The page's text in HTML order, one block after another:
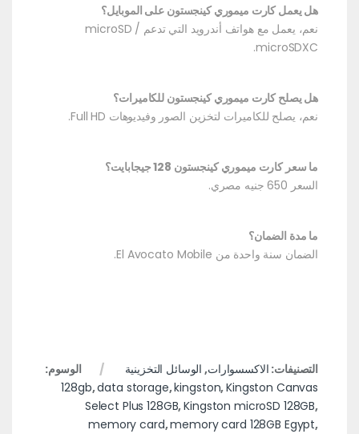
هل يعمل كارت ميموري كينجستون على الموبايل؟
نعم، يعمل مع هواتف أندرويد التي تدعم microSD /
microSDXC.
هل يصلح كارت ميموري كينجستون للكاميرات؟
نعم، يصلح للكاميرات لتخزين الصور وفيديوهات Full HD.
ما سعر كارت ميموري كينجستون 128 جيجابايت؟
السعر 650 جنيه مصري.
ما مدة الضمان؟
الضمان سنة واحدة من El Avocato Mobile.
التصنيفات: الاكسسوارات, الوسائل التخزينية
الوسوم:
128gb,data storage,kingston,Kingston Canvas
Select Plus 128GB,Kingston microSD 128GB,
memory card,memory card 128GB Egypt,